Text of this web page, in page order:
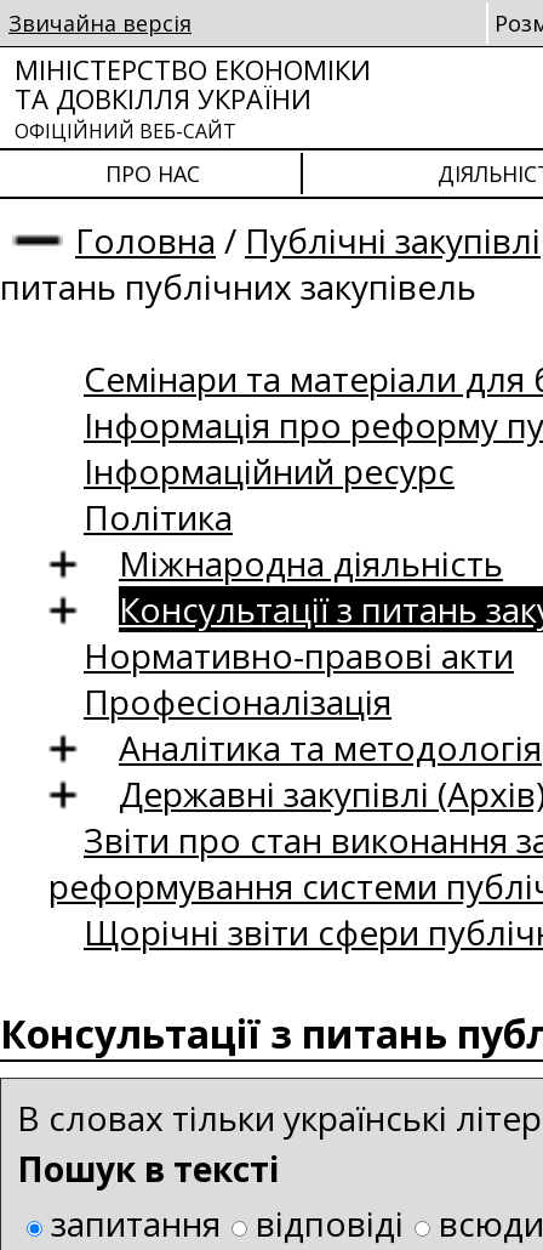
Звичайна версія
МІНІСТЕРСТВО ЕКОНОМІКИ
ТА ДОВКІЛЛЯ УКРАЇНИ
ОФІЦІЙНИЙ ВЕБ-САЙТ
ПРО НАС
Головна / Публічні закупівлі
питань публічних закупівель
Семінари та матеріали для
Інформація про реформу
Інформаційний ресурс
Політика
Міжнародна діяльність
Консультації з питань
Нормативно-правові акти
Професіоналізація
Аналітика та методологія
Державні закупівлі
Звіти про стан виконання
реформування системи
Щорічні звіти сфери
Консультації з питань
В словах тільки українські
Пошук в тексті
запитання
відповіді
всюди